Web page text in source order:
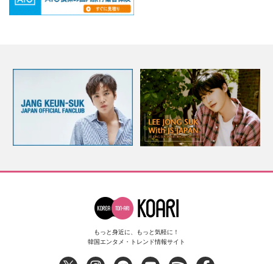
もっと身近に、もっと気軽に！
韓国エンタメ・トレンド情報サイト